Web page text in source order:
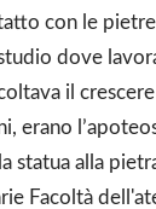
con le
dove
il
erano
alla
Facoltà